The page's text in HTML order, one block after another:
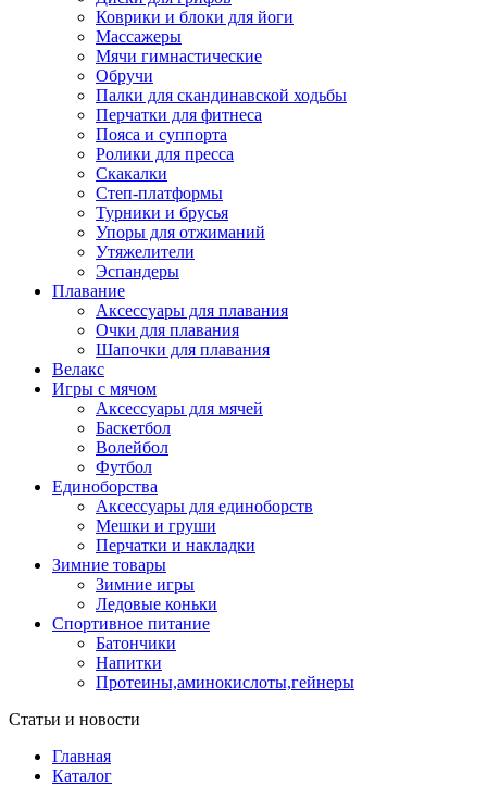
Коврики и блоки для йоги
Массажеры
Мячи гимнастические
Обручи
Палки для скандинавской ходьбы
Перчатки для фитнеса
Пояса и суппорта
Ролики для пресса
Скакалки
Степ-платформы
Турники и брусья
Упоры для отжиманий
Утяжелители
Эспандеры
Плавание
Аксессуары для плавания
Очки для плавания
Шапочки для плавания
Велакс
Игры с мячом
Аксессуары для мячей
Баскетбол
Волейбол
Футбол
Единоборства
Аксессуары для единоборств
Мешки и груши
Перчатки и накладки
Зимние товары
Зимние игры
Ледовые коньки
Спортивное питание
Батончики
Напитки
Протеины,аминокислоты,гейнеры
Статьи и новости
Главная
Каталог